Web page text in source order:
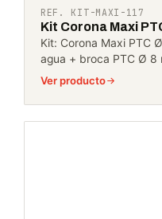
REF. KIT-MAXI-117
Kit Corona Maxi
Kit: Corona Maxi PTC
agua + broca PTC Ø 8
Ver producto